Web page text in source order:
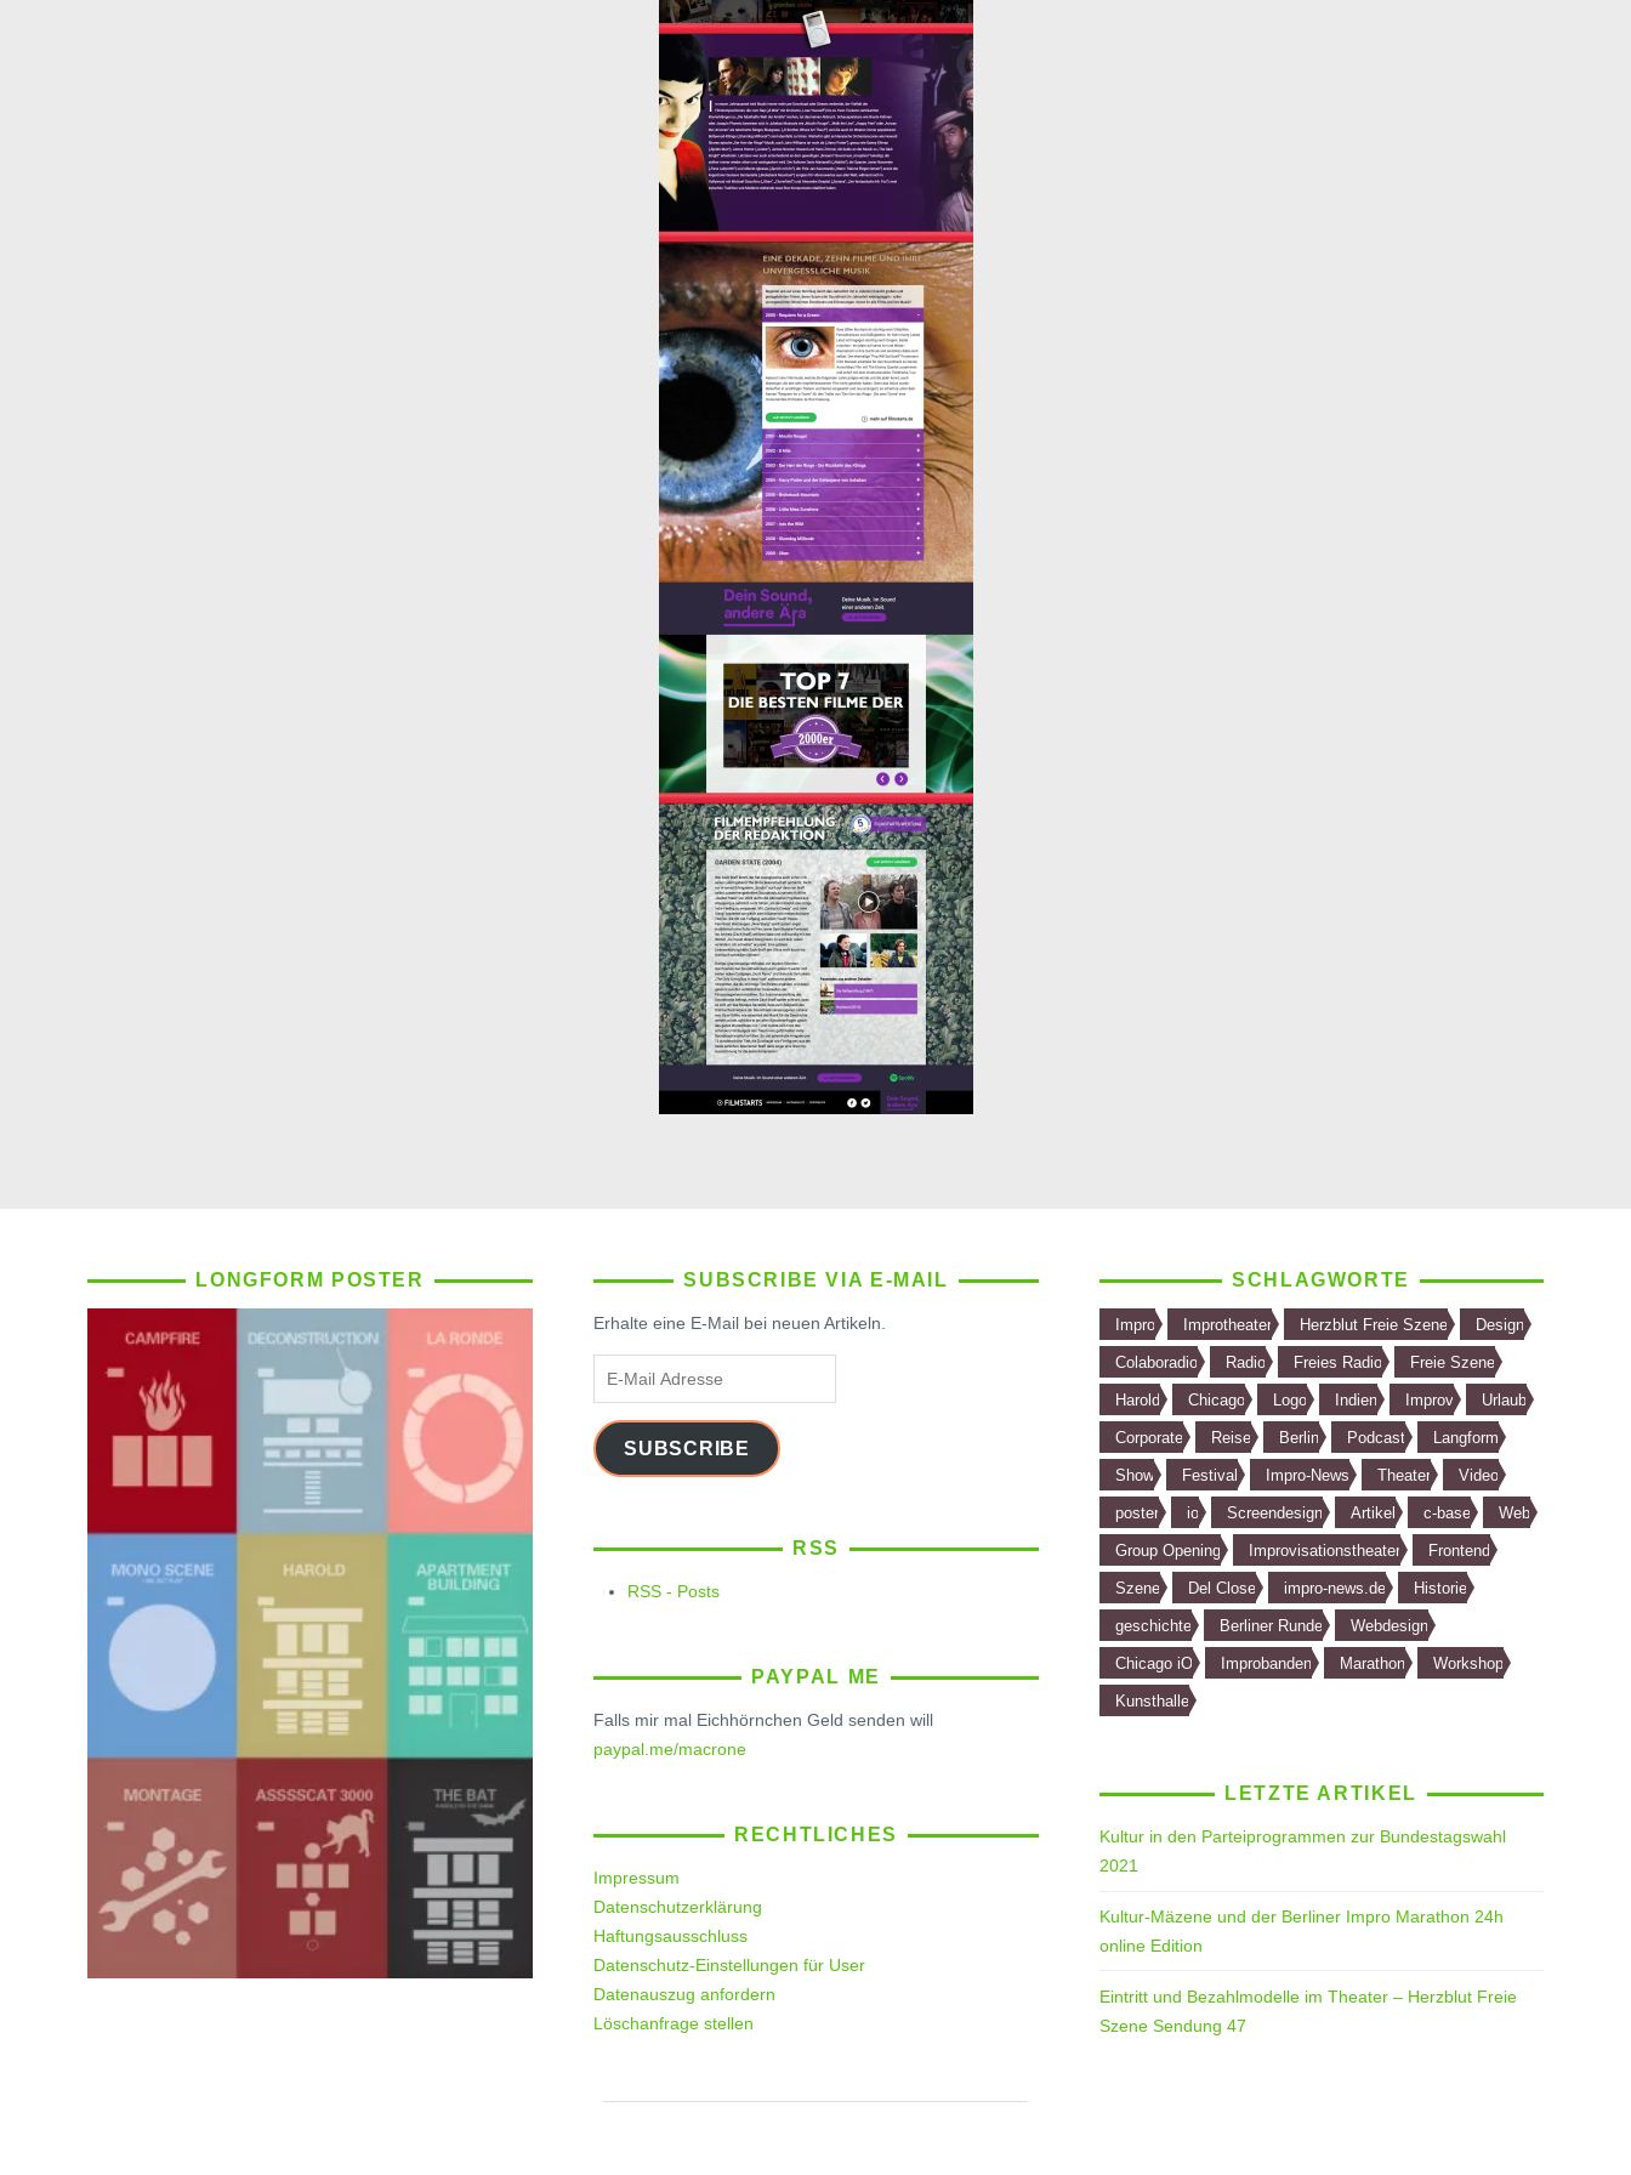
LONGFORM POSTER SUBSCRIBE VIA E-MAIL
Erhalte eine E-Mail bei neuen Artikeln.
Adresse
SUBSCRIBE
RSS
RSS - Posts
PAYPAL ME
Falls mir mal Eichhörnchen Geld senden will
paypal.me/macrone
RECHTLICHES
Impressum
Datenschutzerklärung
Haftungsausschluss
Datenschutz-Einstellungen für User
Datenauszug anfordern
Löschanfrage stellen
SCHLAGWORTE
Impro Improtheater Herzblut Freie Szene Design
Colaboradio Radio Freies Radio Freie Szene
Harold Chicago Logo Indien Improv Urlaub
Corporate Reise Berlin Podcast Langform
Show Festival Impro-News Theater Video
poster io Screendesign Artikel c-base Web
Group Opening Improvisationstheater Frontend
Szene Del Close impro-news.de Historie
geschichte Berliner Runde Webdesign
Chicago iO Improbanden Marathon Workshop
Kunsthalle
LETZTE ARTIKEL
Kultur in den Parteiprogrammen zur Bundestagswahl
2021
Kultur-Mäzene und der Berliner Impro Marathon 24h
online Edition
Eintritt und Bezahlmodelle im Theater – Herzblut Freie
Szene Sendung 47